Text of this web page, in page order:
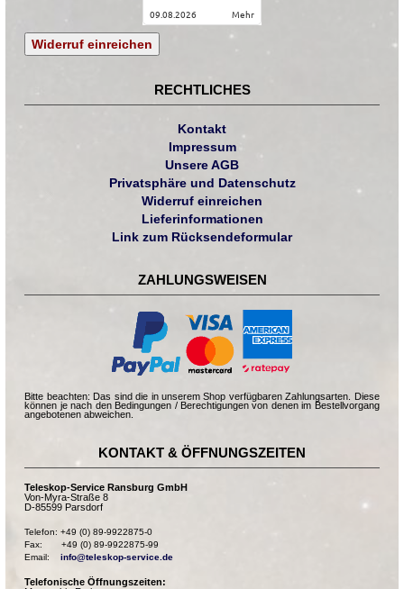
09.08.2026 mehr
Widerruf einreichen
RECHTLICHES
Kontakt
Impressum
Unsere AGB
Privatsphäre und Datenschutz
Widerruf einreichen
Lieferinformationen
Link zum Rücksendeformular
ZAHLUNGSWEISEN
Bitte beachten: Das sind die in unserem Shop verfügbaren Zahlungsarten. Diese
können je nach den Bedingungen / Berechtigungen von denen im Bestellvorgang
angebotenen abweichen.
KONTAKT & ÖFFNUNGSZEITEN
Teleskop-Service Ransburg GmbH
Von-Myra-Straße 8
D-85599 Parsdorf
Telefon: +49 (0) 89-9922875-0
Fax:       +49 (0) 89-9922875-99
Email: info@teleskop-service.de
Telefonische Öffnungszeiten: